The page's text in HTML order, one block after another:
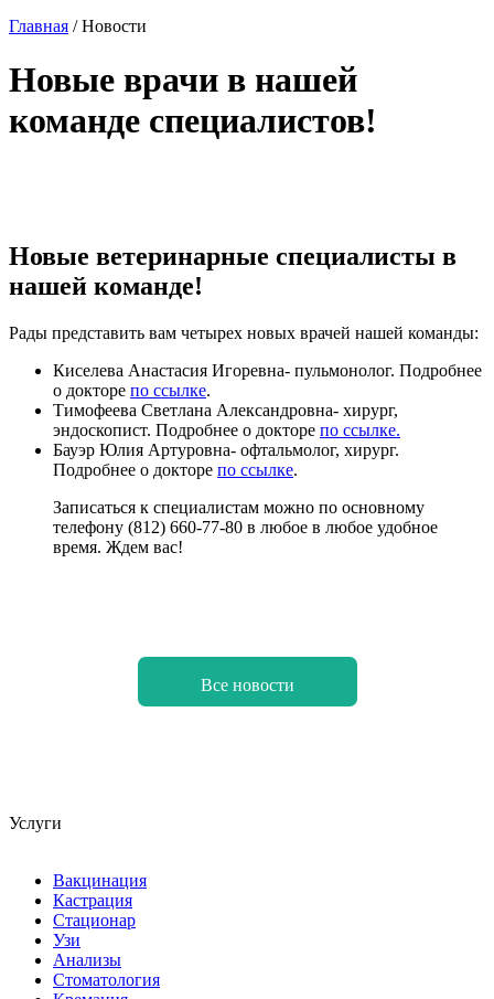
Главная /Новости
Новые врачи в нашей
команде специалистов!
Новые ветеринарные специалисты в
нашей команде!
Рады представить вам четырех новых врачей нашей команды:
Киселева Анастасия Игоревна- пульмонолог. Подробнее
о докторе по ссылке.
Тимофеева Светлана Александровна- хирург,
эндоскопист. Подробнее о докторе по ссылке.
Бауэр Юлия Артуровна- офтальмолог, хирург.
Подробнее о докторе по ссылке.
Записаться к специалистам можно по основному
телефону (812) 660-77-80 в любое в любое удобное
время. Ждем вас!
Все новости
Услуги
Вакцинация
Кастрация
Стационар
Узи
Анализы
Стоматология